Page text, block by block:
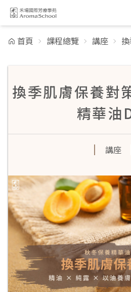
跳到主要內容
首頁 課程總覽 講座
換季肌膚保養對
精華油
講座